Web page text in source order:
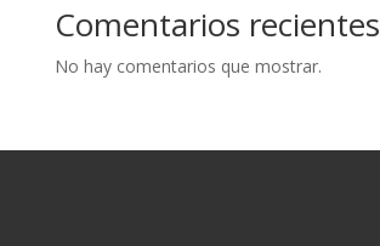
Comentarios recientes
No hay comentarios que mostrar.